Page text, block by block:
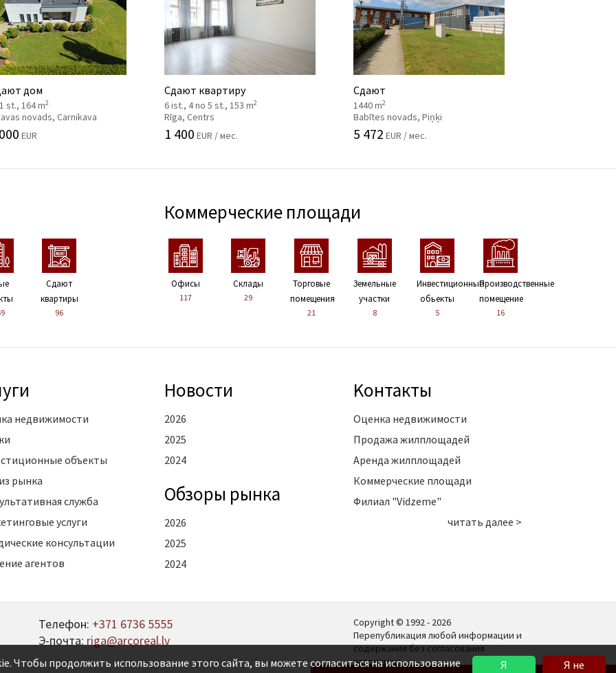
дом
st., 164 m2
novads, Carnikava
EUR
Сдают квартиру
6 ist., 4 no 5 st., 153 m2
Rīga, Centrs
1 400 EUR / мес.
Сдают
1440 m2
Babītes novads, Piņķi
5 472 EUR / мес.
Сдают
квартиры
96
Коммерческие площади
Офисы
117
Склады
29
Торговые
помещения
21
Земельные
участки
8
Инвестиционные
обьекты
5
Производственные
помещение
16
недвижимости
объекты
рынка
служба
услуги
консультации
агентов
Новости
2026
2025
2024
Oбзоры рынка
2026
2025
2024
Kонтакты
Оценка недвижимости
Продажа жилплощадей
Аренда жилплощадей
Коммерческие площади
Филиал "Vidzeme"
читать далее >
Телефон: +371 6736 5555
Э-почта: riga@arcoreal.lv
Copyright © 1992 - 2026
Перепубликация любой информации и
содержания без согласования
запрещена.
Чтобы продолжить использование этого сайта, вы можете согласиться на использование
Я
Я не